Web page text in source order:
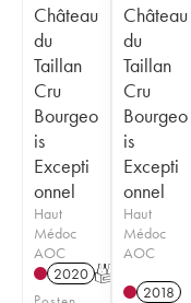
Château
du
Taillan
Cru
Bourgeo
is
Excepti
onnel
Haut
Médoc
AOC
2020 T
Château
du
Taillan
Cru
Bourgeo
is
Excepti
onnel
Haut
Médoc
AOC
2018